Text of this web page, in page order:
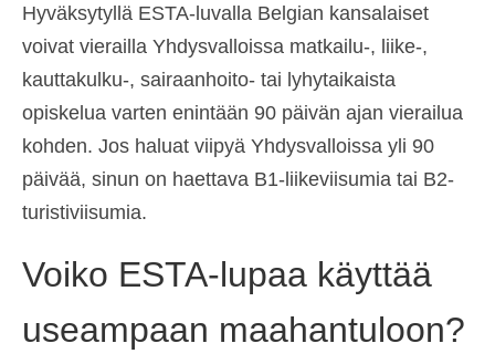
Hyväksytyllä ESTA-luvalla Belgian kansalaiset
voivat vierailla Yhdysvalloissa matkailu-, liike-,
kauttakulku-, sairaanhoito- tai lyhytaikaista
opiskelua varten enintään 90 päivän ajan vierailua
kohden. Jos haluat viipyä Yhdysvalloissa yli 90
päivää, sinun on haettava B1-liikeviisumia tai B2-
turistiviisumia.
Voiko ESTA-lupaa käyttää
useampaan maahantuloon?